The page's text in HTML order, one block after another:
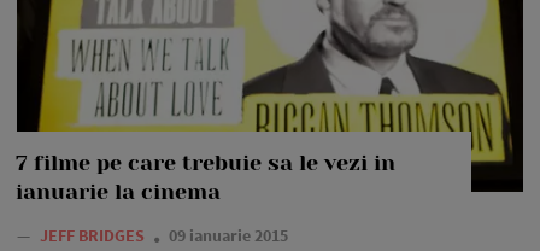
7 filme pe care trebuie sa le vezi in
ianuarie la cinema
— JEFF BRIDGES 09 ianuarie 2015